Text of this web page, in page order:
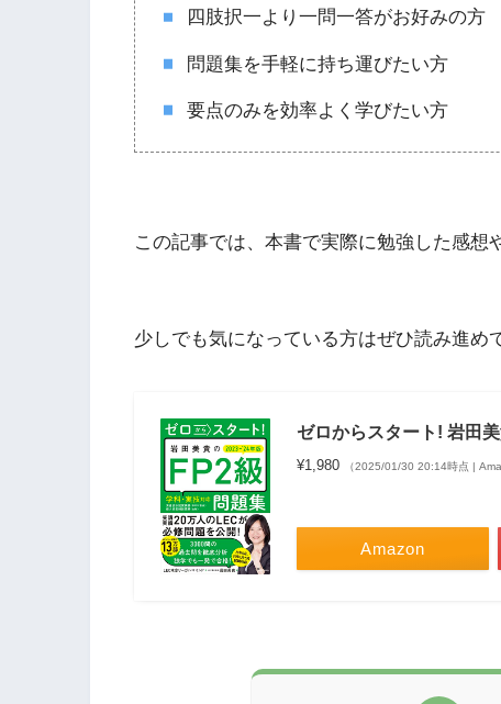
四肢択一より一問一答がお好みの方
問題集を手軽に持ち運びたい方
要点のみを効率よく学びたい方
この記事では、本書で実際に勉強した感想
少しでも気になっている方はぜひ読み進め
ゼロからスタート! 岩田
¥1,980 （2025/01/30 20:14時点 |
Amazon